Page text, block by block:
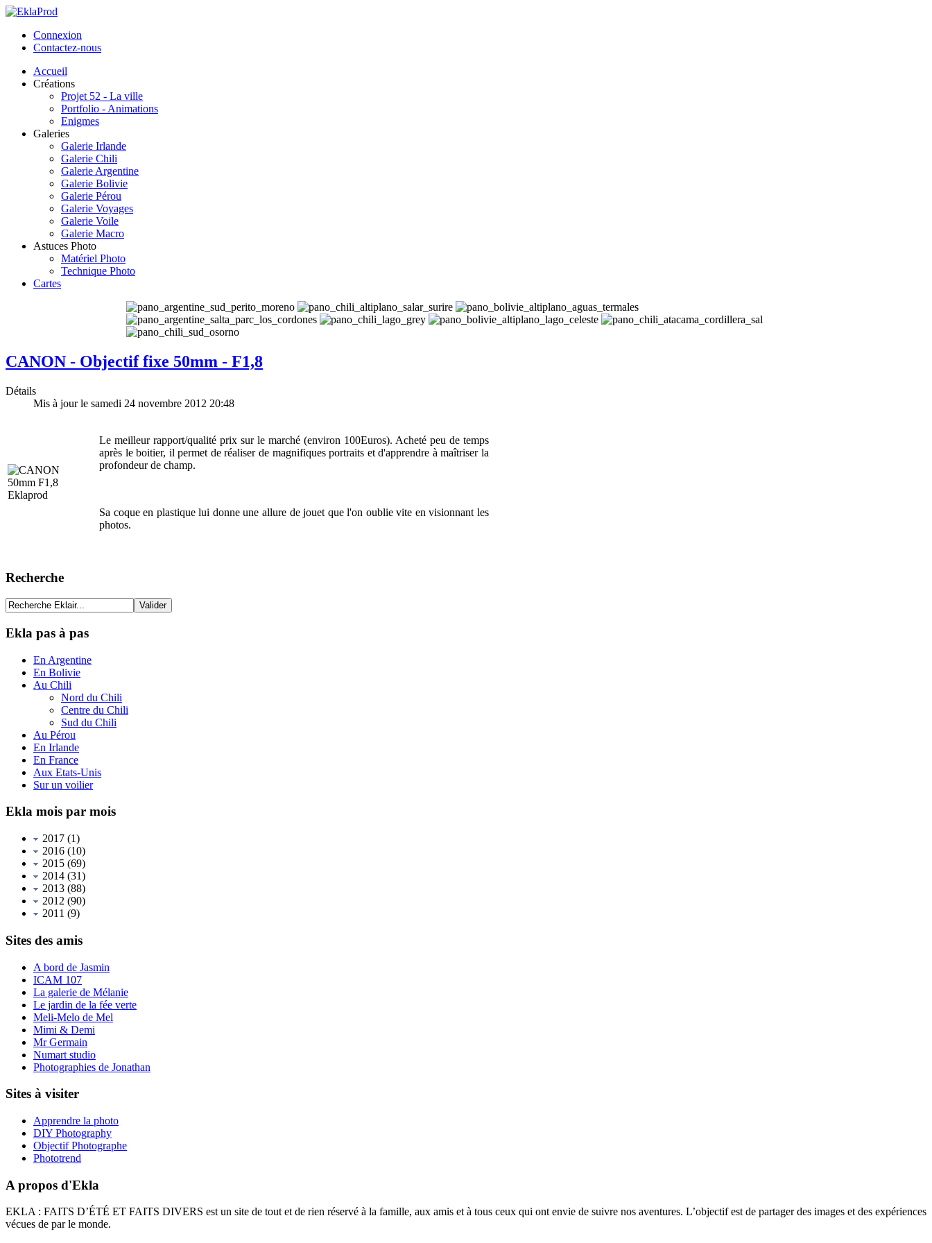
Connexion
Contactez-nous
Accueil
Créations
Projet 52 - La ville
Portfolio - Animations
Enigmes
Galeries
Galerie Irlande
Galerie Chili
Galerie Argentine
Galerie Bolivie
Galerie Pérou
Galerie Voyages
Galerie Voile
Galerie Macro
Astuces Photo
Matériel Photo
Technique Photo
Cartes
CANON - Objectif fixe 50mm - F1,8
Détails
Mis à jour le samedi 24 novembre 2012 20:48
Le meilleur rapport/qualité prix sur le marché (environ 100Euros). Acheté peu de temps
après le boitier, il permet de réaliser de magnifiques portraits et d'apprendre à maîtriser la
profondeur de champ.
Sa coque en plastique lui donne une allure de jouet que l'on oublie vite en visionnant les
photos.
Recherche
Ekla pas à pas
En Argentine
En Bolivie
Au Chili
Nord du Chili
Centre du Chili
Sud du Chili
Au Pérou
En Irlande
En France
Aux Etats-Unis
Sur un voilier
Ekla mois par mois
2017 (1)
2016 (10)
2015 (69)
2014 (31)
2013 (88)
2012 (90)
2011 (9)
Sites des amis
A bord de Jasmin
ICAM 107
La galerie de Mélanie
Le jardin de la fée verte
Meli-Melo de Mel
Mimi & Demi
Mr Germain
Numart studio
Photographies de Jonathan
Sites à visiter
Apprendre la photo
DIY Photography
Objectif Photographe
Phototrend
A propos d'Ekla
EKLA : FAITS D’ÉTÉ ET FAITS DIVERS est un site de tout et de rien réservé à la famille, aux amis et à tous ceux qui ont envie de suivre nos aventures. L’objectif est de partager des images et des expériences
vécues de par le monde.